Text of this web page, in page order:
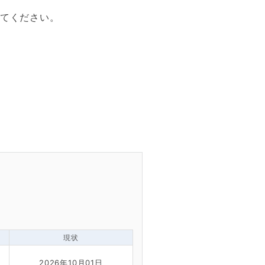
ください。
現状
2026年10月01日